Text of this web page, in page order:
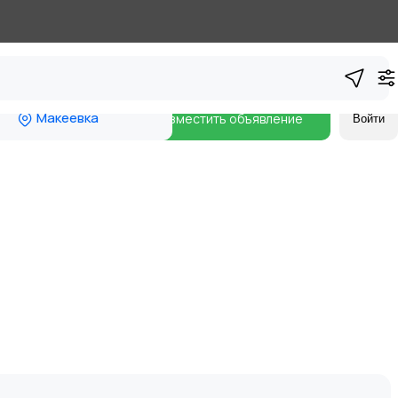
Макеевка Разместить объявление Войти